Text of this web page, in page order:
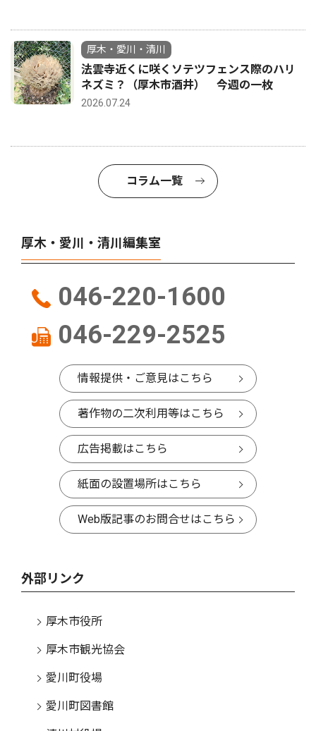
厚木・愛川・清川
法雲寺近くに咲くソテツフェンス際のハリ
ネズミ？（厚木市酒井） 今週の一枚
2026.07.24
コラム一覧
厚木・愛川・清川編集室
046-220-1600
046-229-2525
情報提供・ご意見はこちら
著作物の二次利用等はこちら
広告掲載はこちら
紙面の設置場所はこちら
Web版記事のお問合せはこちら
外部リンク
厚木市役所
厚木市観光協会
愛川町役場
愛川町図書館